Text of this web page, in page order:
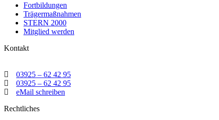
Fortbildungen
Trägermaßnahmen
STERN 2000
Mitglied werden
Kontakt
03925 – 62 42 95
03925 – 62 42 95
eMail schreiben
Rechtliches